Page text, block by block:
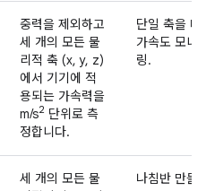
중력을 제외하고
세 개의 모든 물
리적 축 (x, y, z)
에서 기기에 적
용되는 가속력을
m/s2 단위로 측
정합니다.
단일 축을 따
가속도 모니
링.
세 개의 모든 물
나침반 만들